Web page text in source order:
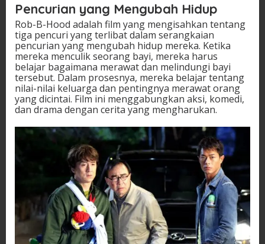
Pencurian yang Mengubah Hidup
Rob-B-Hood adalah film yang mengisahkan tentang
tiga pencuri yang terlibat dalam serangkaian
pencurian yang mengubah hidup mereka. Ketika
mereka menculik seorang bayi, mereka harus
belajar bagaimana merawat dan melindungi bayi
tersebut. Dalam prosesnya, mereka belajar tentang
nilai-nilai keluarga dan pentingnya merawat orang
yang dicintai. Film ini menggabungkan aksi, komedi,
dan drama dengan cerita yang mengharukan.